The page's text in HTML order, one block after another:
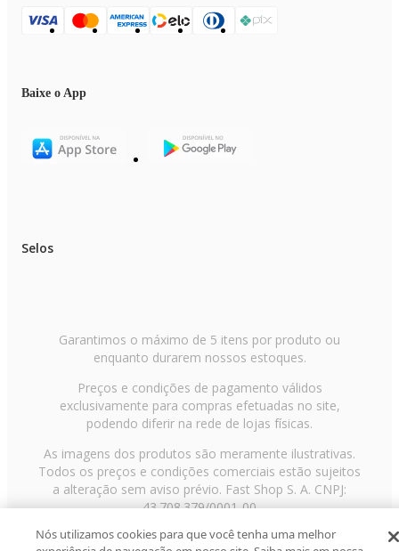
Baixe o App
Selos
Garantimos o máximo de 5 itens por produto ou
enquanto durarem nossos estoques.
Preços e condições de pagamento válidos
exclusivamente para compras efetuadas no site,
podendo diferir na rede de lojas físicas.
As imagens dos produtos são meramente ilustrativas.
Todos os preços e condições comerciais estão sujeitos
a alteração sem aviso prévio. Fast Shop S. A. CNPJ:
43.708.379/0001-00
Avenida Zaki Narchi, nº 1650, sobreloja, Carandiru, São
Nós utilizamos cookies para que você tenha uma melhor